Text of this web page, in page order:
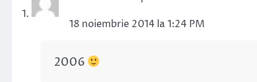
18 noiembrie 2014 la 1:24 PM
2006